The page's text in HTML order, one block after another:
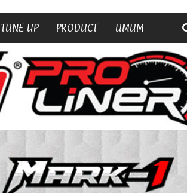
TUNE UP PRODUCT UMUM